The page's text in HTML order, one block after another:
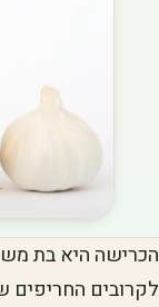
הכרישה היא בת
לקרובים החריפים